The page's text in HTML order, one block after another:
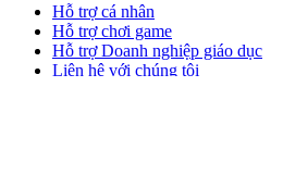
Hỗ trợ cá nhân
Hỗ trợ chơi game
Hỗ trợ Doanh nghiệp giáo dục
Liên hệ với chúng tôi